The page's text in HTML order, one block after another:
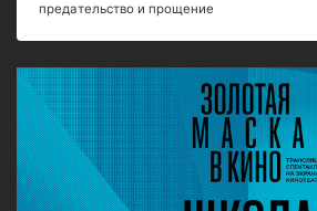
предательство и прощение